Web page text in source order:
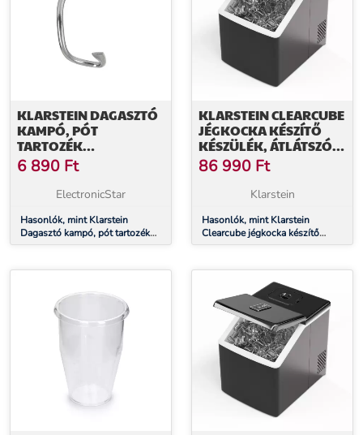
KLARSTEIN DAGASZTÓ
KAMPÓ, PÓT
TARTOZÉK
DAGASZTÁSHOZ A
BELLA PICO 2G/BELLA
ROBUSTA
ÖNTÖTT ALUMÍNIUM
6 890 Ft
ElectronicStar
Hasonlók, mint Klarstein
Dagasztó kampó, pót tartozék
dagasztáshoz a Bella Pico
öntött alumínium
KLARSTEIN CLEARCUBE
JÉGKOCKA KÉSZÍTŐ
KÉSZÜLÉK, ÁTLÁTSZÓ
JÉG, 13 KG/24 Ó
86 990 Ft
Klarstein
Hasonlók, mint Klarstein
Clearcube jégkocka készítő
készülék, átlátszó jég, 13 kg/24